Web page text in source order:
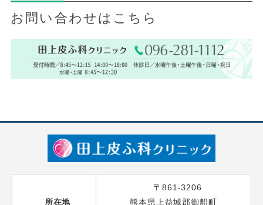
お問い合わせはこちら
所在地
〒861-3206
熊本県上益城郡御船町